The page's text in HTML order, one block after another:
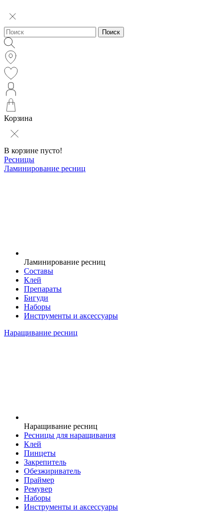
Поиск
Корзина
В корзине пусто!
Ресницы
Ламинирование ресниц
Ламинирование ресниц
Составы
Клей
Препараты
Бигуди
Наборы
Инструменты и аксессуары
Наращивание ресниц
Наращивание ресниц
Ресницы для наращивания
Клей
Пинцеты
Закрепитель
Обезжириватель
Праймер
Ремувер
Наборы
Инструменты и аксессуары